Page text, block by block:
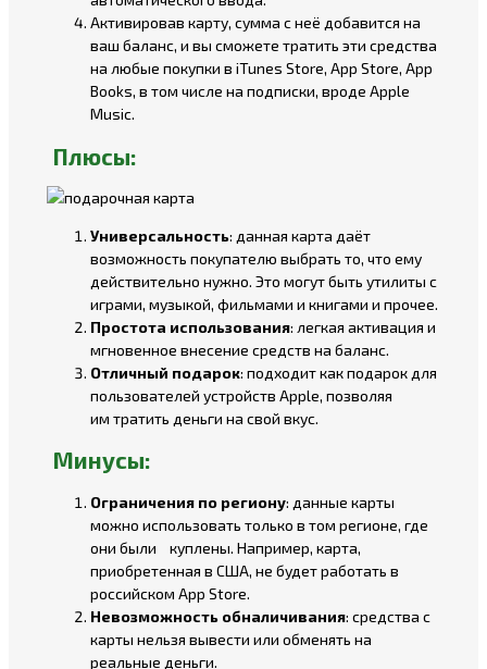
Активировав карту, сумма с неё добавится на
ваш баланс, и вы сможете тратить эти средства
на любые покупки в iTunes Store, App Store, App
Books, в том числе на подписки, вроде Apple
Music.
Плюсы:
Универсальность: данная карта даёт
возможность покупателю выбрать то, что ему
действительно нужно. Это могут быть утилиты с
играми, музыкой, фильмами и книгами и прочее.
Простота использования: легкая активация и
мгновенное внесение средств на баланс.
Отличный подарок: подходит как подарок для
пользователей устройств Apple, позволяя
им тратить деньги на свой вкус.
Минусы:
Ограничения по региону: данные карты
можно использовать только в том регионе, где
они были куплены. Например, карта,
приобретенная в США, не будет работать в
российском App Store.
Невозможность обналичивания: средства с
карты нельзя вывести или обменять на
реальные деньги.